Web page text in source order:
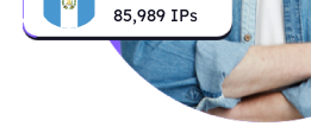
86,076 IPs